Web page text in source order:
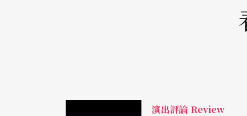
演出評論 Review